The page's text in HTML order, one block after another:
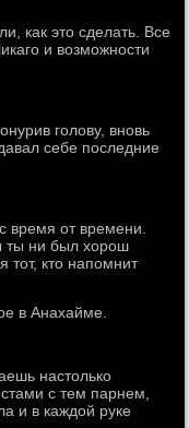
как это сделать. Все
и возможности
голову, вновь
себе последние
время от времени.
ты ни был хорош
тот, кто напомнит
в Анахайме.
настолько
с тем парнем,
и в каждой руке